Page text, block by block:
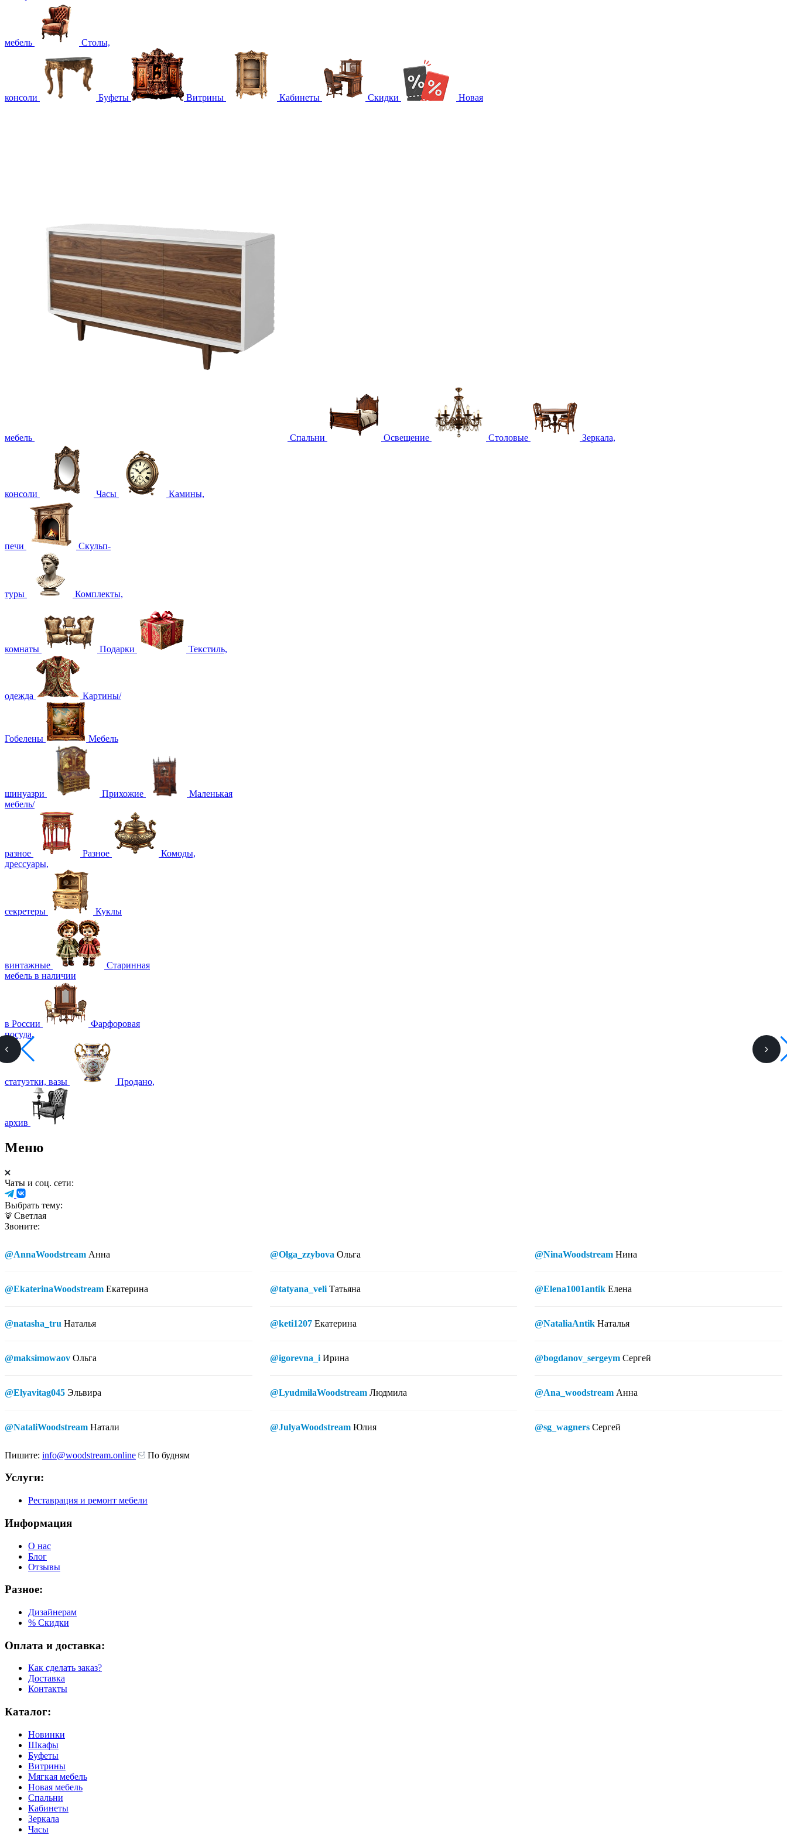
мебель Столы,
консоли Буфеты Витрины Кабинеты Скидки Новая
мебель Спальни Освещение Столовые Зеркала,
консоли Часы Камины,
печи Скульп-
туры Комплекты,
комнаты Подарки Текстиль,
одежда Картины/
Гобелены Мебель
шинуазри Прихожие
Маленькая
мебель/
разное Разное
Комоды,
дрессуары,
секретеры Куклы
винтажные
Старинная
мебель в наличии
в России
Фарфоровая
посуда,
статуэтки, вазы Продано,
архив
Меню
Чаты и соц. сети:
Выбрать тему:
Светлая
Звоните:
@AnnaWoodstream Анна
@EkaterinaWoodstream Екатерина
@natasha_tru Наталья
@maksimowaov Ольга
@Elyavitag045 Эльвира
@NataliWoodstream Натали
@Olga_zzybova Ольга
@tatyana_veli Татьяна
@keti1207 Екатерина
@igorevna_i Ирина
@LyudmilaWoodstream Людмила
@JulyaWoodstream Юлия
@NinaWoodstream Нина
@Elena1001antik Елена
@NataliaAntik Наталья
@bogdanov_sergeym Сергей
@Ana_woodstream Анна
@sg_wagners Сергей
Пишите: info@woodstream.online По будням
Услуги:
Реставрация и ремонт мебели
Информация
О нас
Блог
Отзывы
Разное:
Дизайнерам
% Скидки
Оплата и доставка:
Как сделать заказ?
Доставка
Контакты
Каталог:
Новинки
Шкафы
Буфеты
Витрины
Мягкая мебель
Новая мебель
Спальни
Кабинеты
Зеркала
Часы